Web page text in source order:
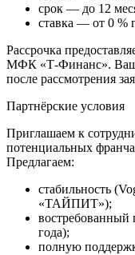
ДУБ
КРАФТ
ЗОЛОТОЙ
ДУБ
КРАФТ
СЕРЫЙ
срок — до 12
ставка — от 0 %
Рассрочка
МФК «Т-Финанс». Ваш
после рассмотрения
Партнёрские условия
Приглашаем к
потенциальных
Предлагаем:
стабильность
«ТАЙПИТ»);
востребованный
года);
полную